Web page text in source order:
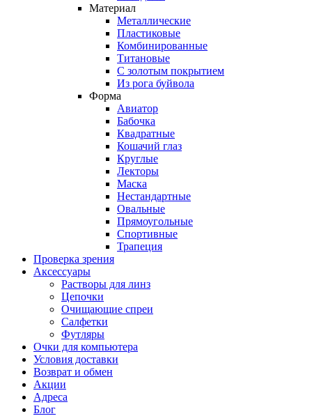
Материал
Металлические
Пластиковые
Комбинированные
Титановые
С золотым покрытием
Из рога буйвола
Форма
Авиатор
Бабочка
Квадратные
Кошачий глаз
Круглые
Лекторы
Маска
Нестандартные
Овальные
Прямоугольные
Спортивные
Трапеция
Проверка зрения
Аксессуары
Растворы для линз
Цепочки
Очищающие спреи
Салфетки
Футляры
Очки для компьютера
Условия доставки
Возврат и обмен
Акции
Адреса
Блог